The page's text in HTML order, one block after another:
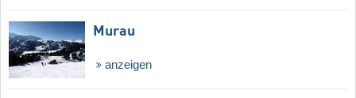
Murau
anzeigen